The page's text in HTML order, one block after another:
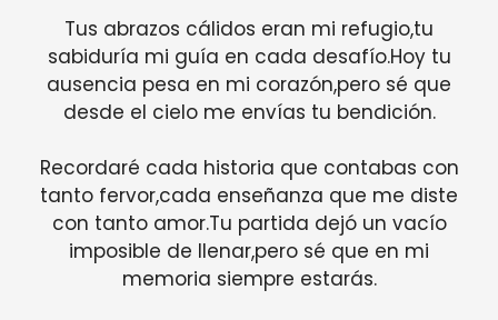
Tus abrazos cálidos eran mi refugio,tu
sabiduría mi guía en cada desafío.Hoy tu
ausencia pesa en mi corazón,pero sé que
desde el cielo me envías tu bendición.
Recordaré cada historia que contabas con
tanto fervor,cada enseñanza que me diste
con tanto amor.Tu partida dejó un vacío
imposible de llenar,pero sé que en mi
memoria siempre estarás.